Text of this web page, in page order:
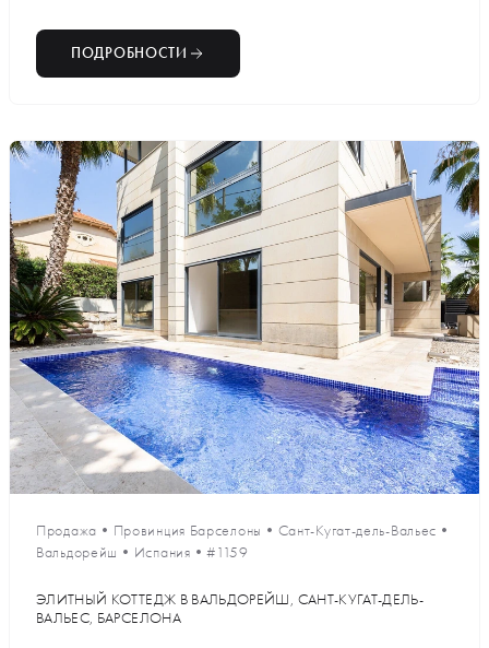
ПОДРОБНОСТИ
Продажа • Провинция Барселоны • Сант-Кугат-дель-Вальес •
Вальдорейш • Испания •#1159
ЭЛИТНЫЙ КОТТЕДЖ В ВАЛЬДОРЕЙШ, САНТ-КУГАТ-ДЕЛЬ-
ВАЛЬЕС, БАРСЕЛОНА